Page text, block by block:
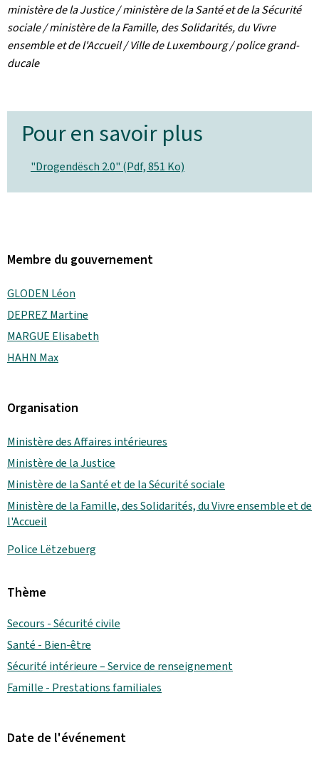
ministère de la Justice / ministère de la Santé et de la Sécurité
sociale / ministère de la Famille, des Solidarités, du Vivre
ensemble et de l'Accueil / Ville de Luxembourg / police grand-
ducale
Pour en savoir plus
"Drogendësch 2.0" (Pdf, 851 Ko)
Membre du gouvernement
GLODEN Léon
DEPREZ Martine
MARGUE Elisabeth
HAHN Max
Organisation
Ministère des Affaires intérieures
Ministère de la Justice
Ministère de la Santé et de la Sécurité sociale
Ministère de la Famille, des Solidarités, du Vivre ensemble et de
l'Accueil
Police Lëtzebuerg
Thème
Secours - Sécurité civile
Santé - Bien-être
Sécurité intérieure – Service de renseignement
Famille - Prestations familiales
Date de l'événement